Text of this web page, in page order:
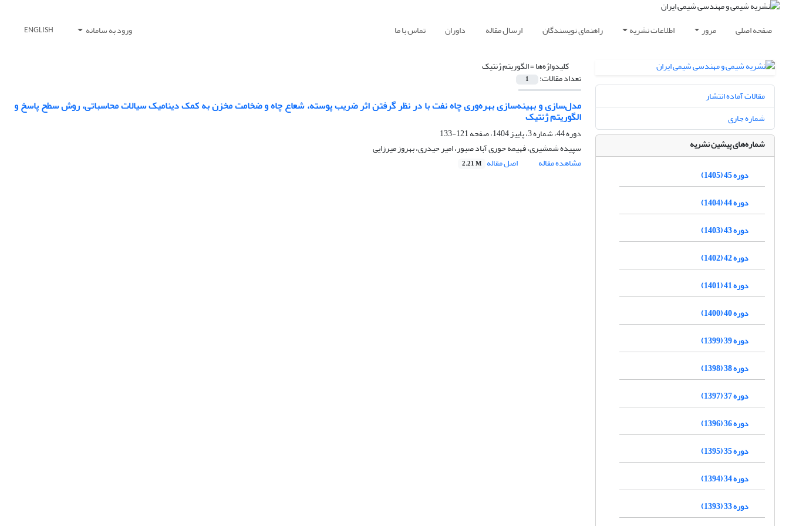
صفحه اصلی مرور اطلاعات نشریه راهنمای نویسندگان ارسال مقاله داوران تماس با ما ورود به سامانه ENGLISH
کلیدواژه‌ها =الگوریتم ژنتیک
تعداد مقالات: 1
مدل‌سازی و بهینه‌سازی بهره‌وری چاه نفت با در نظر گرفتن اثر ضریب پوسته، شعاع چاه و ضخامت مخزن به کمک دینامیک سیالات محاسباتی، روش سطح پاسخ و
الگوریتم ژنتیک
دوره 44، شماره 3، پاییز 1404، صفحه
121-133
سپیده شمشیری، فهیمه حوری آباد صبور، امیر حیدری، بهروز میرزایی
مشاهده مقاله
اصل مقاله 2.21 M
مقالات آماده انتشار
شماره جاری
شماره‌های پیشین نشریه
دوره 45 (1405)
دوره 44 (1404)
دوره 43 (1403)
دوره 42 (1402)
دوره 41 (1401)
دوره 40 (1400)
دوره 39 (1399)
دوره 38 (1398)
دوره 37 (1397)
دوره 36 (1396)
دوره 35 (1395)
دوره 34 (1394)
دوره 33 (1393)